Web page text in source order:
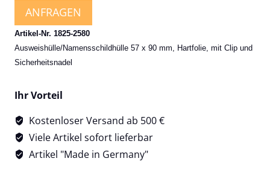
ANFRAGEN
Artikel-Nr. 1825-2580
Ausweishülle/Namensschildhülle 57 x 90 mm, Hartfolie, mit Clip und
Sicherheitsnadel
Ihr Vorteil
Kostenloser Versand ab 500 €
Viele Artikel sofort lieferbar
Artikel "Made in Germany"